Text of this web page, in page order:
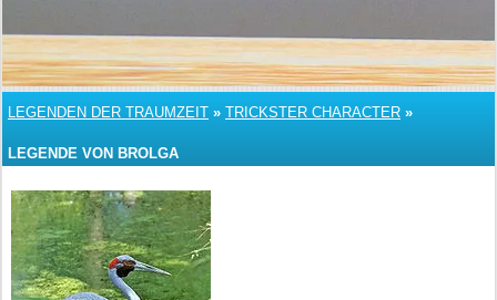
LEGENDEN DER TRAUMZEIT » TRICKSTER CHARACTER »
LEGENDE VON BROLGA